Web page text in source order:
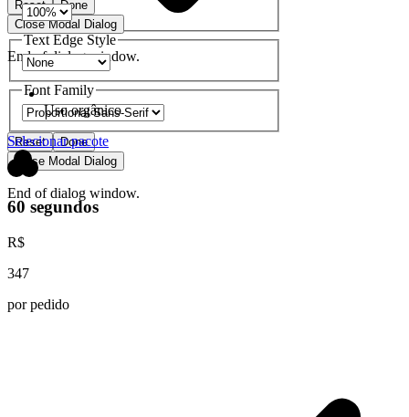
Reset
Done
Close Modal Dialog
End of dialog window.
Text Edge Style
Font Family
Reset
Done
Close Modal Dialog
End of dialog window.
Uso orgânico
Selecionar pacote
60 segundos
R$
347
por pedido